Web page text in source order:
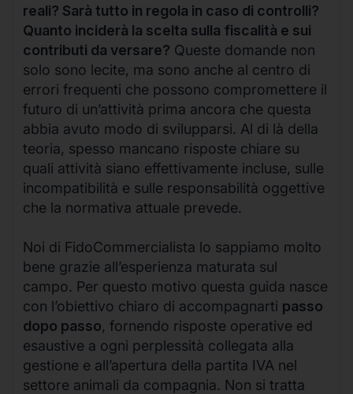
reali? Sarà tutto in regola in caso di controlli?
Quanto inciderà la scelta sulla fiscalità e sui
contributi da versare? Queste domande non
solo sono lecite, ma sono anche al centro di
errori frequenti che possono compromettere il
futuro di un’attività prima ancora che questa
abbia avuto modo di svilupparsi. Al di là della
teoria, spesso mancano risposte chiare su
quali attività siano effettivamente incluse, sulle
incompatibilità e sulle responsabilità oggettive
che la normativa attuale prevede.
Noi di FidoCommercialista lo sappiamo molto
bene grazie all’esperienza maturata sul
campo. Per questo motivo questa guida nasce
con l’obiettivo chiaro di accompagnarti passo
dopo passo, fornendo risposte operative ed
esaustive a ogni perplessità collegata alla
gestione e all’apertura della partita IVA nel
settore animali da compagnia. Non si tratta